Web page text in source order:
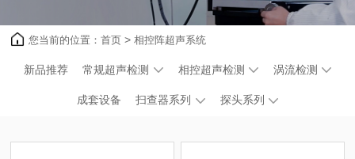
您当前的位置：首页 > 相控阵超声系统
新品推荐 常规超声检测 相控超声检测 涡流检测
成套设备 扫查器系列 探头系列